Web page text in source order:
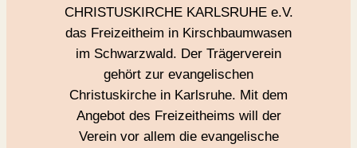
CHRISTUSKIRCHE KARLSRUHE e.V.
das Freizeitheim in Kirschbaumwasen
im Schwarzwald. Der Trägerverein
gehört zur evangelischen
Christuskirche in Karlsruhe. Mit dem
Angebot des Freizeitheims will der
Verein vor allem die evangelische